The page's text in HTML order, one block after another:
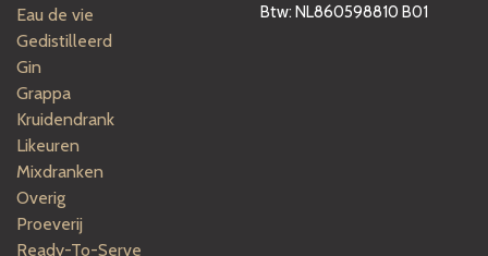
Eau de vie
Gedistilleerd
Gin
Grappa
Kruidendrank
Likeuren
Mixdranken
Overig
Proeverij
Ready-To-Serve
Btw: NL860598810 B01